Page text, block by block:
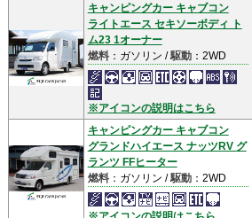
キャンピングカー キャブコン
ライトエース セキソーボディ ト
ム23 1オーナー
燃料：ガソリン /駆動：2WD
※アイコンの説明はこちら
キャンピングカー キャブコン
グランドハイエース ナッツRV グ
ランツ FFヒーター
燃料：ガソリン /駆動：2WD